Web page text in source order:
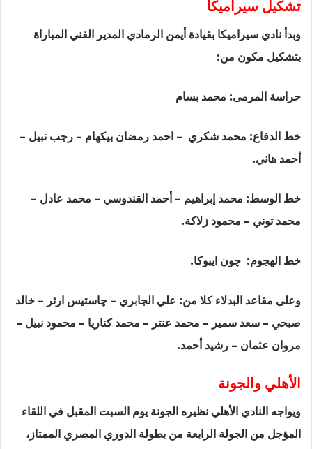
تشكيل سيراميكا
وبدأ نادي سيراميكا بقيادة أيمن الرمادي المدير الفني المباراة
بتشكيل مكون من:
حراسة المرمى: محمد بسام
خط الدفاع: محمد شكري – احمد رمضان بيكهام – رجب نبيل –
أحمد هاني.
خط الوسط: محمد إبراهيم – أحمد القندوسي – محمد عادل –
محمد توني – محمود زلاكة.
خط الهجوم: چون ايبوكا.
وعلى مقاعد البدلاء كلا من: علي الجابري – چاستيس ارثر – خالد
صبحي – سعد سمير – محمد عنتر – محمد كناريا – محمود نبيل –
مروان عثمان – رشيد أحمد.
الأهلي والجونة
ويواجه النادي الأهلي نظيره الجونة يوم السبت المقبل في اللقاء
المؤجل من الجولة الرابعة من بطولة الدوري المصري الممتاز،